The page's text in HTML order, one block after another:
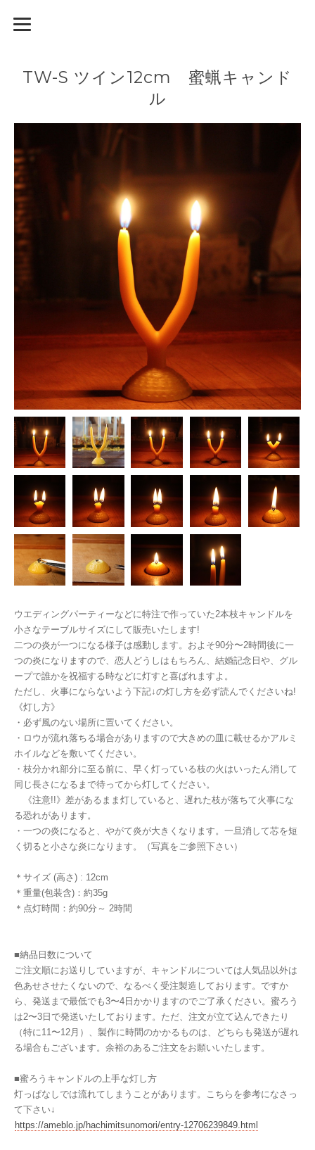
TW-S ツイン12cm 蜜蝋キャンド
ル
ウエディングパーティーなどに特注で作っていた2本枝キャンドルを
小さなテーブルサイズにして販売いたします!
二つの炎が一つになる様子は感動します。およそ90分〜2時間後に一
つの炎になりますので、恋人どうしはもちろん、結婚記念日や、グル
ープで誰かを祝福する時などに灯すと喜ばれますよ。
ただし、火事にならないよう下記↓の灯し方を必ず読んでくださいね!
《灯し方》
・必ず風のない場所に置いてください。
・ロウが流れ落ちる場合がありますので大きめの皿に載せるかアルミ
ホイルなどを敷いてください。
・枝分かれ部分に至る前に、早く灯っている枝の火はいったん消して
同じ長さになるまで待ってから灯してください。
《注意!!》差があるまま灯していると、遅れた枝が落ちて火事にな
る恐れがあります。
・一つの炎になると、やがて炎が大きくなります。一旦消して芯を短
く切ると小さな炎になります。（写真をご参照下さい）
＊サイズ (高さ) : 12cm
＊重量(包装含)：約35g
＊点灯時間：約90分～ 2時間
■納品日数について
ご注文順にお送りしていますが、キャンドルについては人気品以外は
色あせさせたくないので、なるべく受注製造しております。ですか
ら、発送まで最低でも3〜4日かかりますのでご了承ください。蜜ろう
は2〜3日で発送いたしております。ただ、注文が立て込んできたり
（特に11〜12月）、製作に時間のかかるものは、どちらも発送が遅れ
る場合もございます。余裕のあるご注文をお願いいたします。
■蜜ろうキャンドルの上手な灯し方
灯っぱなしでは流れてしまうことがあります。こちらを参考になさっ
て下さい↓
https://ameblo.jp/hachimitsunomori/entry-12706239849.html